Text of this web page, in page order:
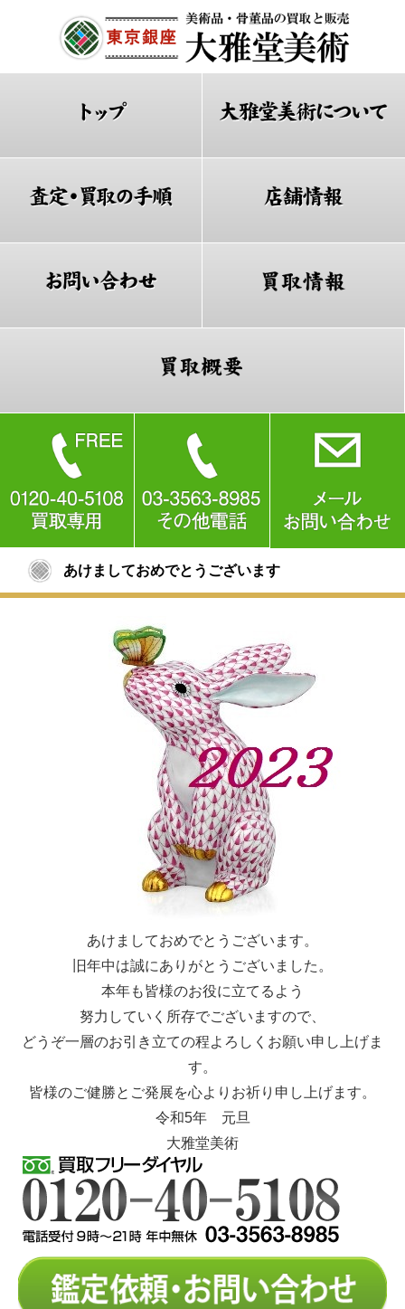
あけましておめでとうございます
あけましておめでとうございます。
旧年中は誠にありがとうございました。
本年も皆様のお役に立てるよう
努力していく所存でございますので、
どうぞ一層のお引き立ての程よろしくお願い申し上げま
す。
皆様のご健勝とご発展を心よりお祈り申し上げます。
令和5年 元旦
大雅堂美術